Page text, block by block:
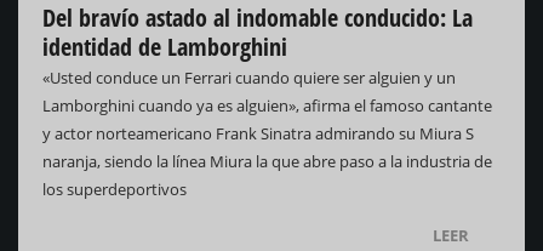
Del bravío astado al indomable conducido: La
identidad de Lamborghini
«Usted conduce un Ferrari cuando quiere ser alguien y un
Lamborghini cuando ya es alguien», afirma el famoso cantante
y actor norteamericano Frank Sinatra admirando su Miura S
naranja, siendo la línea Miura la que abre paso a la industria de
los superdeportivos
LEER